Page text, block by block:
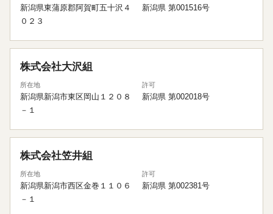
新潟県東蒲原郡阿賀町五十沢４
０２３
新潟県 第001516号
株式会社大沢組
所在地
新潟県新潟市東区岡山１２０８
－１
許可
新潟県 第002018号
株式会社笠井組
所在地
新潟県新潟市西区金巻１１０６
－１
許可
新潟県 第002381号